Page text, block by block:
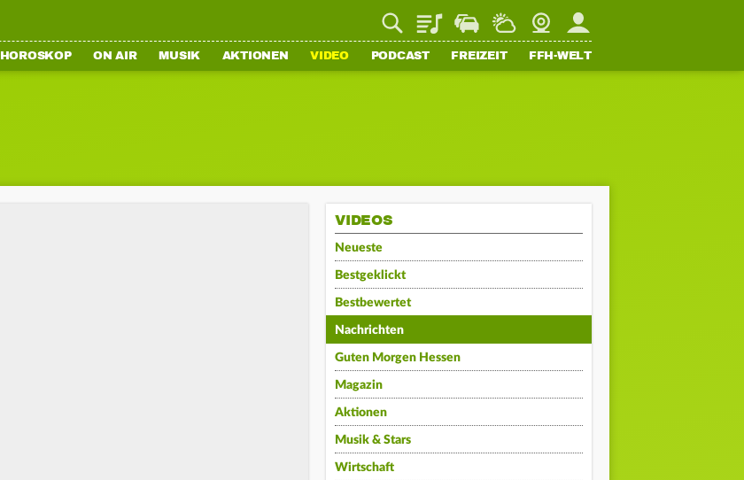
PlaylistStaupilotWetterWebcamMein FFH
HOROSKOP ON AIR MUSIK AKTIONEN VIDEO PODCAST FREIZEIT FFH-WELT
VIDEOS
Neueste
Bestgeklickt
Bestbewertet
Nachrichten
Guten Morgen Hessen
Magazin
Aktionen
Musik & Stars
Wirtschaft